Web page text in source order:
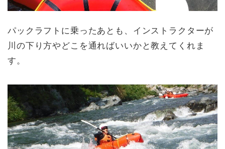
パックラフトに乗ったあとも、インストラクターが
川の下り方やどこを通ればいいかと教えてくれま
す。